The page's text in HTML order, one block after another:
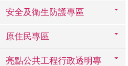
安全及衛生防護專區
原住民專區
亮點公共工程行政透明專